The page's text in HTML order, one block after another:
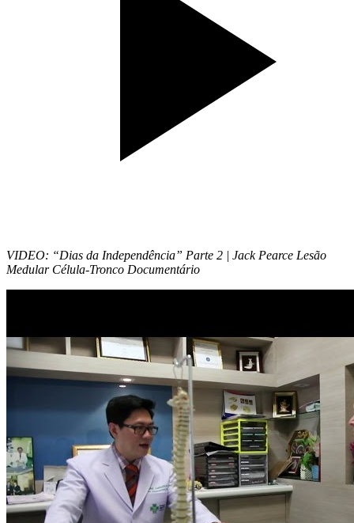
VIDEO: “Dias da Independência” Parte 2 | Jack Pearce Lesão
Medular Célula-Tronco Documentário